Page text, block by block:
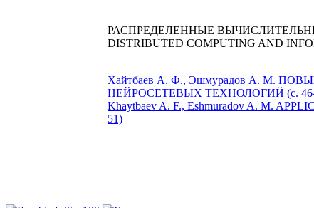
РАСПРЕДЕЛЕННЫЕ
DISTRIBUTED COMPUTING AND
Хайтбаев А. Ф., Эшмурадов А. М.
НЕЙРОСЕТЕВЫХ ТЕХНОЛОГИЙ (с.
Khaytbaev A. F., Eshmuradov A. M.
51)